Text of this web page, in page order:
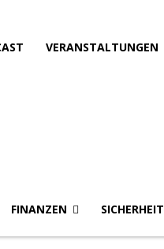
VERANSTALTUNGEN
FINANZEN SICHERHEIT